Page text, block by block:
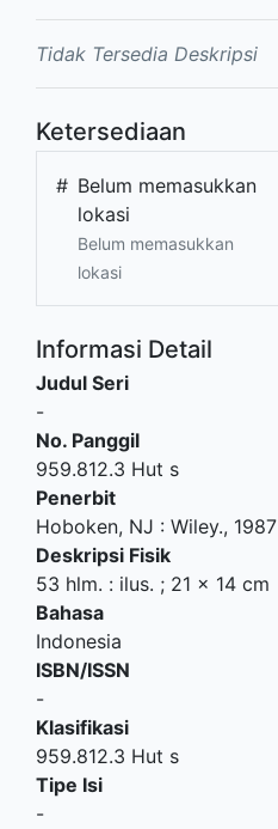
Tidak Tersedia Deskripsi
Ketersediaan
# Belum memasukkan
lokasi
Belum memasukkan
lokasi
Informasi Detail
Judul Seri
-
No. Panggil
959.812.3 Hut s
Penerbit
Hoboken, NJ : Wiley., 1987
Deskripsi Fisik
53 hlm. : ilus. ; 21 x 14 cm
Bahasa
Indonesia
ISBN/ISSN
-
Klasifikasi
959.812.3 Hut s
Tipe Isi
-